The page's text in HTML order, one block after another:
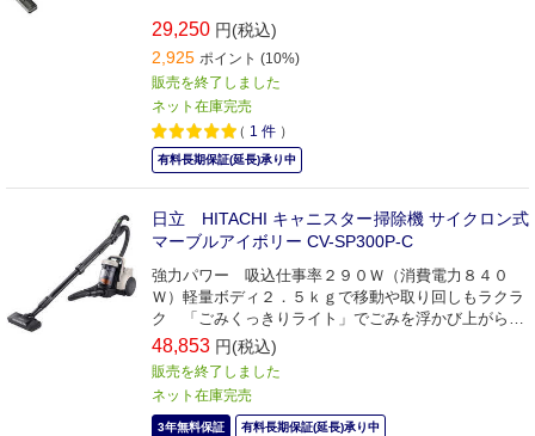
29,250 円(税込)
2,925 ポイント (10%)
販売を終了しました
ネット在庫完売
（ 1 件 ）
有料長期保証(延長)承り中
日立 HITACHI キャニスター掃除機 サイクロン式
マーブルアイボリー CV-SP300P-C
強力パワー 吸込仕事率２９０Ｗ（消費電力８４０
Ｗ）軽量ボディ２．５ｋｇで移動や取り回しもラクラ
ク 「ごみくっきりライト」でごみを浮かび上がらせ
る
48,853 円(税込)
販売を終了しました
ネット在庫完売
3年無料保証 有料長期保証(延長)承り中